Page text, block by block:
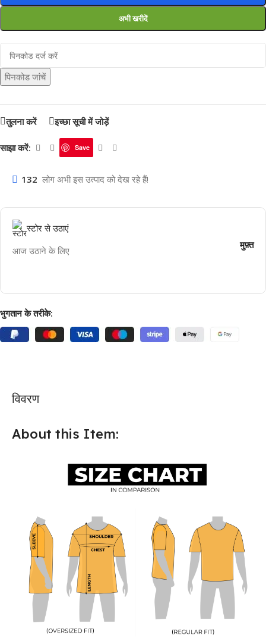
अभी खरीदें
पिनकोड जांचें
तुलना करें इच्छा सूची में जोड़ें
साझा करें: Save
132 लोग अभी इस उत्पाद को देख रहे हैं!
स्टोर से उठाएं
आज उठाने के लिए मुफ़्त
भुगतान के तरीके:
विवरण
About this Item: